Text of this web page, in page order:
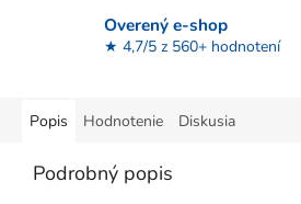
Overený e-shop
★ 4,7/5 z 560+ hodnotení
Popis Hodnotenie Diskusia
Podrobný popis